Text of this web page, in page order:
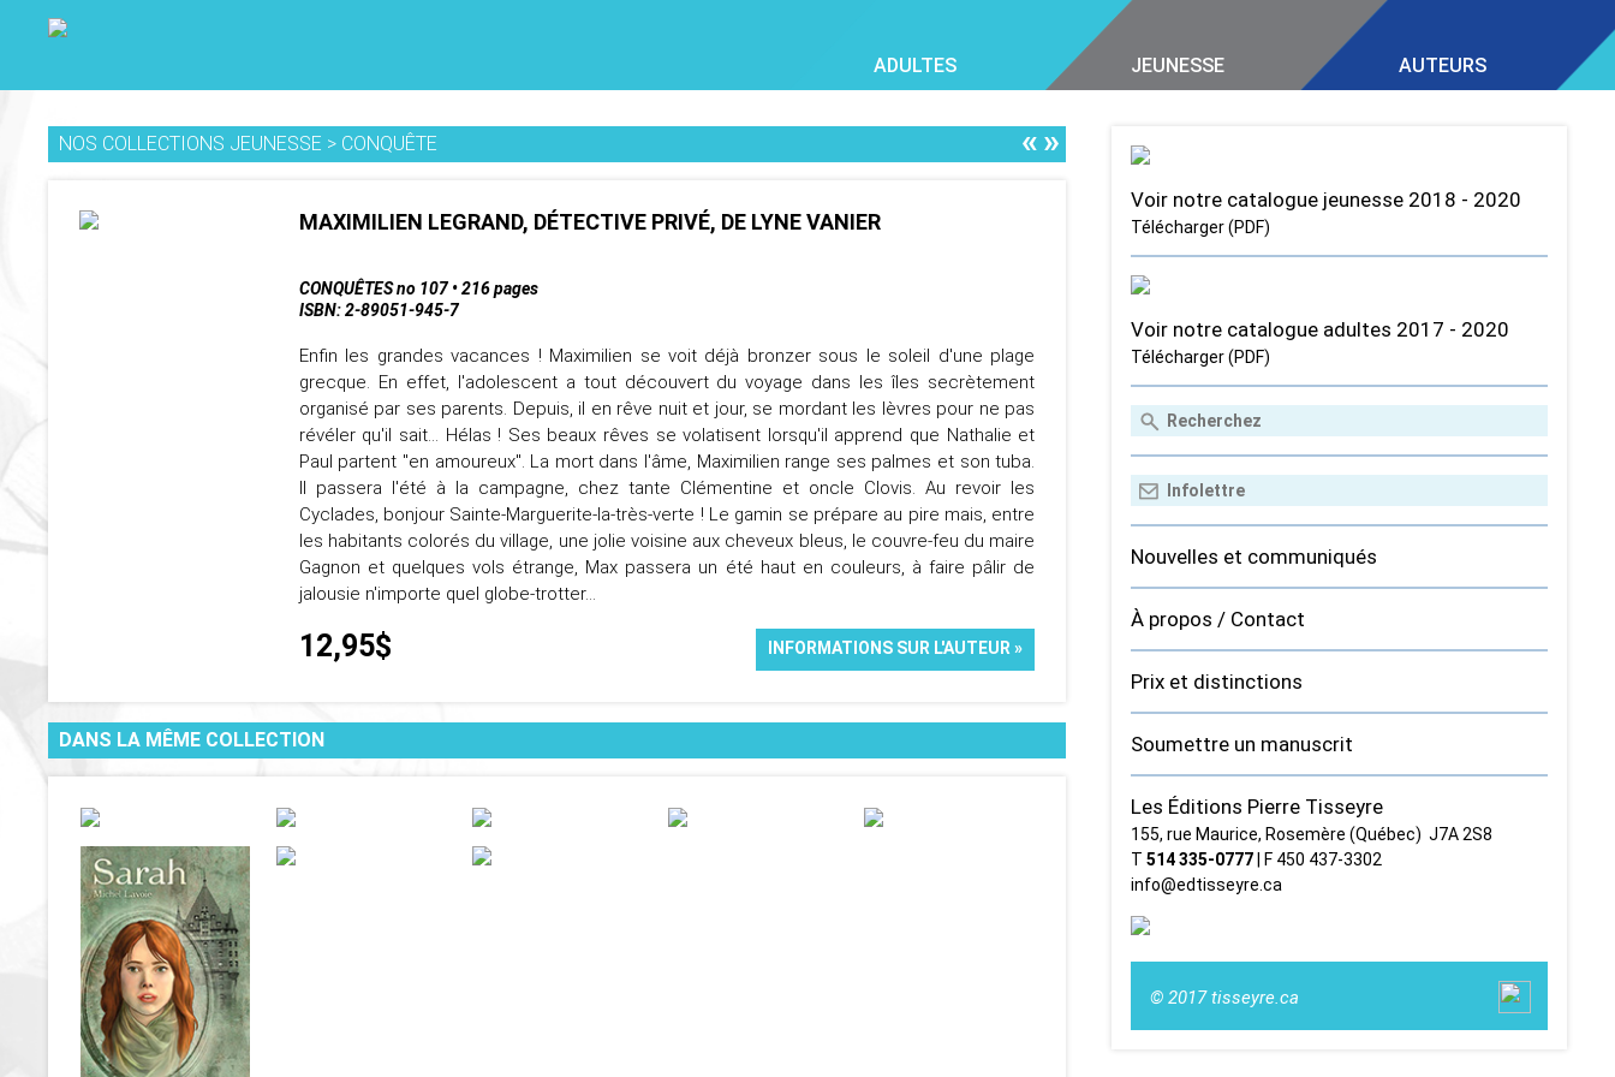
ADULTES JEUNESSE AUTEURS
NOS COLLECTIONS JEUNESSE > CONQUÊTE «»
MAXIMILIEN LEGRAND, DÉTECTIVE PRIVÉ, DE LYNE VANIER
CONQUÊTES no 107 • 216 pages
ISBN: 2-89051-945-7
Enfin les grandes vacances ! Maximilien se voit déjà bronzer sous le soleil d'une plage
grecque. En effet, l'adolescent a tout découvert du voyage dans les îles secrètement
organisé par ses parents. Depuis, il en rêve nuit et jour, se mordant les lèvres pour ne pas
révéler qu'il sait... Hélas ! Ses beaux rêves se volatisent lorsqu'il apprend que Nathalie et
Paul partent "en amoureux". La mort dans l'âme, Maximilien range ses palmes et son tuba.
Il passera l'été à la campagne, chez tante Clémentine et oncle Clovis. Au revoir les
Cyclades, bonjour Sainte-Marguerite-la-très-verte ! Le gamin se prépare au pire mais, entre
les habitants colorés du village, une jolie voisine aux cheveux bleus, le couvre-feu du maire
Gagnon et quelques vols étrange, Max passera un été haut en couleurs, à faire pâlir de
jalousie n'importe quel globe-trotter...
12,95$ INFORMATIONS SUR L'AUTEUR »
DANS LA MÊME COLLECTION
Voir notre catalogue jeunesse 2018 - 2020
Télécharger (PDF)
Voir notre catalogue adultes 2017 - 2020
Télécharger (PDF)
Nouvelles et communiqués
À propos / Contact
Prix et distinctions
Soumettre un manuscrit
Les Éditions Pierre Tisseyre
155, rue Maurice, Rosemère (Québec) J7A 2S8
T 514 335‑0777| F 450 437‑3302
info@edtisseyre.ca
© 2017 tisseyre.ca